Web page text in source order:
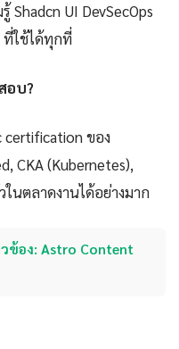
Shadcn UI DevSecOps
ที่ใช้ได้ทุกที่
อบ?
certification ของ
CKA (Kubernetes),
ในตลาดงานได้อย่างมาก
ข้อง: Astro Content